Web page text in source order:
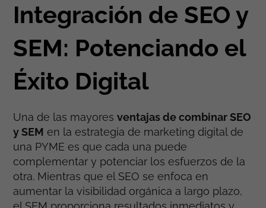
Integración de SEO y
SEM: Potenciando el
Éxito Digital
Una de las mayoresventajas de combinar SEO
y SEM en la estrategia de marketing digital de
una PYME es que cada una puede
complementar y potenciar los esfuerzos de la
otra. Mientras que el SEO se enfoca en
aumentar la visibilidad orgánica a largo plazo,